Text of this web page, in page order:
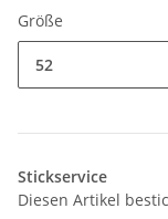
Größe
52
Stickservice
Diesen Artikel